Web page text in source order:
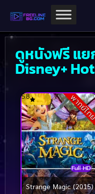
ดูหนังฟรี แ
Disney+
พากย์
Full HD
5.8
Strange Magic (2015)